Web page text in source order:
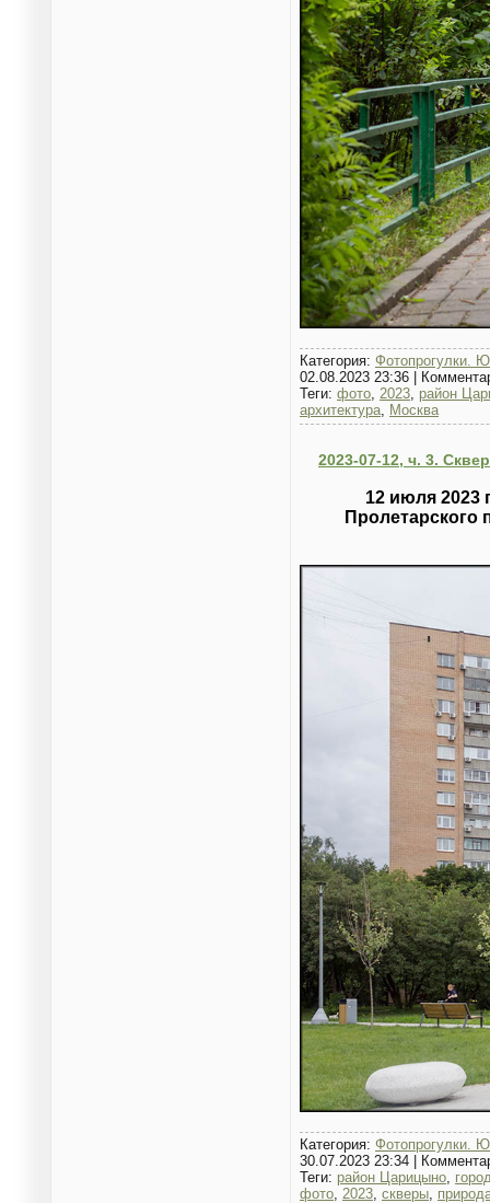
Категория: Фотопрогулки.
02.08.2023 23:36
Теги: фото, 2023, район
архитектура, Москва
2023-07-12, ч. 3.
12 июля 2023
Пролетарского
Категория: Фотопрогулки.
30.07.2023 23:34
Теги: район Царицыно,
фото, 2023, скверы,